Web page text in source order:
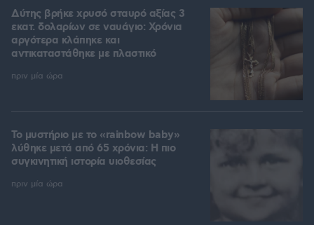
Δύτης βρήκε χρυσό σταυρό αξίας 3
εκατ. δολαρίων σε ναυάγιο: Χρόνια
αργότερα κλάπηκε και
αντικαταστάθηκε με πλαστικό
πριν μία ώρα
Το μυστήριο με το «rainbow baby»
λύθηκε μετά από 65 χρόνια: Η πιο
συγκινητική ιστορία υιοθεσίας
πριν μία ώρα